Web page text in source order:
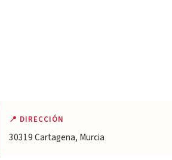
📍 DIRECCIÓN
30319 Cartagena, Murcia